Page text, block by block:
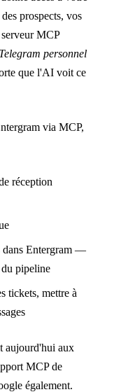
prospects, vos
MCP
personnel
que l'AI voit ce
via MCP,
réception
dans Entergram —
du pipeline
tickets, mettre à
aujourd'hui aux
MCP de
également.